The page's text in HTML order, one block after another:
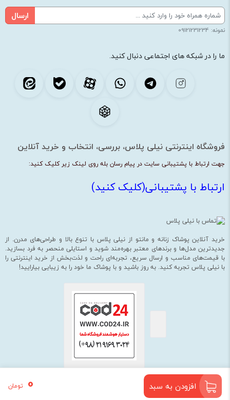
افزودن به سبد 0 تومان
ارسال
نمونه: 09121231234
ما را در شبکه های اجتماعی دنبال کنید.
فروشگاه اینترنتی نیلی پلاس، بررسی، انتخاب و خرید آنلاین
جهت ارتباط با پشتیبانی سایت در پیام رسان بله روی لینک زیر کلیک کنید:
ارتباط با پشتیبانی(کلیک کنید)
خرید آنلاین پوشاک زنانه و مانتو از نیلی پلاس با تنوع بالا و طراحی‌های مدرن. از
جدیدترین مدل‌ها و برندهای معتبر بهره‌مند شوید و استایلی منحصر به فرد بسازید.
با قیمت‌های مناسب و ارسال سریع، تجربه‌ای راحت و لذت‌بخش از خرید اینترنتی را
با نیلی پلاس تجربه کنید. به روز باشید و با پوشاک ما خود را به زیبایی بیارایید!
استفاده از مطالب فروشگاه اینترنتی نیلی پلاس فقط برای مقاصد غیرتجاری و با ذکر